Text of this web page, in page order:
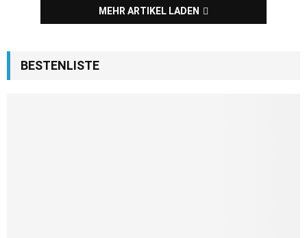
MEHR ARTIKEL LADEN
BESTENLISTE